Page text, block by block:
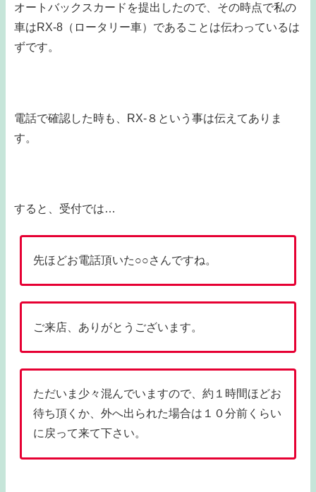
オートバックスカードを提出したので、その時点で私の
車はRX-8（ロータリー車）であることは伝わっているは
ずです。
電話で確認した時も、RX-８という事は伝えてありま
す。
すると、受付では…
先ほどお電話頂いた○○さんですね。
ご来店、ありがとうございます。
ただいま少々混んでいますので、約１時間ほどお
待ち頂くか、外へ出られた場合は１０分前くらい
に戻って来て下さい。